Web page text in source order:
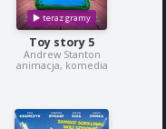
Toy story 5
Andrew Stanton
animacja, komedia